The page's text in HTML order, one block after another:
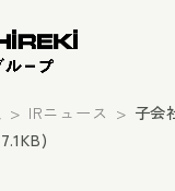
IRニュース
子会